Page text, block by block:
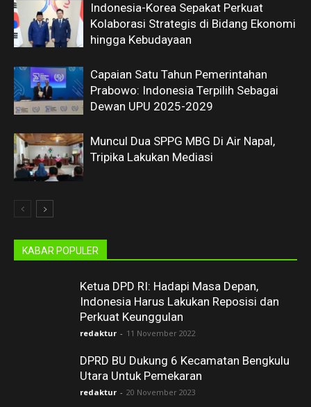
Indonesia-Korea Sepakat Perkuat
Kolaborasi Strategis di Bidang Ekonomi
hingga Kebudayaan
Capaian Satu Tahun Pemerintahan
Prabowo: Indonesia Terpilih Sebagai
Dewan UPU 2025-2029
Muncul Dua SPPG MBG Di Air Napal,
Tripika Lakukan Mediasi
KABAR POPULER
Ketua DPD RI: Hadapi Masa Depan,
Indonesia Harus Lakukan Reposisi dan
Perkuat Keunggulan
redaktur - 11 November 2022
DPRD BU Dukung 6 Kecamatan Bengkulu
Utara Untuk Pemekaran
redaktur - 20 November 2023